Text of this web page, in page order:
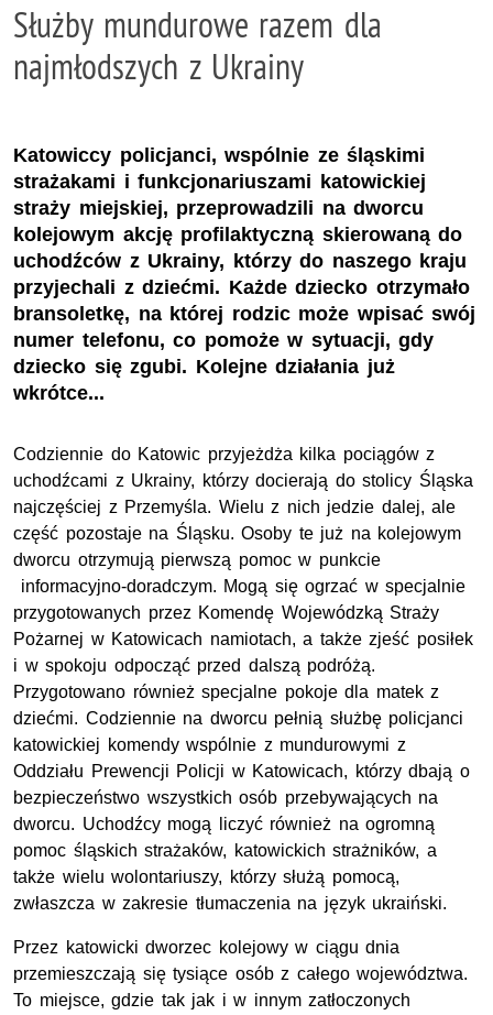
Służby mundurowe razem dla
najmłodszych z Ukrainy
Katowiccy policjanci, wspólnie ze śląskimi
strażakami i funkcjonariuszami katowickiej
straży miejskiej, przeprowadzili na dworcu
kolejowym akcję profilaktyczną skierowaną do
uchodźców z Ukrainy, którzy do naszego kraju
przyjechali z dziećmi. Każde dziecko otrzymało
bransoletkę, na której rodzic może wpisać swój
numer telefonu, co pomoże w sytuacji, gdy
dziecko się zgubi. Kolejne działania już
wkrótce...
Codziennie do Katowic przyjeżdża kilka pociągów z
uchodźcami z Ukrainy, którzy docierają do stolicy Śląska
najczęściej z Przemyśla. Wielu z nich jedzie dalej, ale
część pozostaje na Śląsku. Osoby te już na kolejowym
dworcu otrzymują pierwszą pomoc w punkcie
informacyjno-doradczym. Mogą się ogrzać w specjalnie
przygotowanych przez Komendę Wojewódzką Straży
Pożarnej w Katowicach namiotach, a także zjeść posiłek
i w spokoju odpocząć przed dalszą podróżą.
Przygotowano również specjalne pokoje dla matek z
dziećmi. Codziennie na dworcu pełnią służbę policjanci
katowickiej komendy wspólnie z mundurowymi z
Oddziału Prewencji Policji w Katowicach, którzy dbają o
bezpieczeństwo wszystkich osób przebywających na
dworcu. Uchodźcy mogą liczyć również na ogromną
pomoc śląskich strażaków, katowickich strażników, a
także wielu wolontariuszy, którzy służą pomocą,
zwłaszcza w zakresie tłumaczenia na język ukraiński.
Przez katowicki dworzec kolejowy w ciągu dnia
przemieszczają się tysiące osób z całego województwa.
To miejsce, gdzie tak jak i w innym zatłoczonych